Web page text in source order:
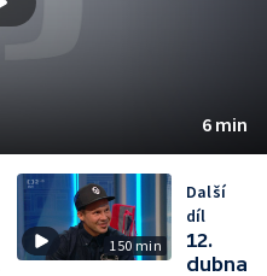
6 min
150 min
Další
díl
12.
dubna